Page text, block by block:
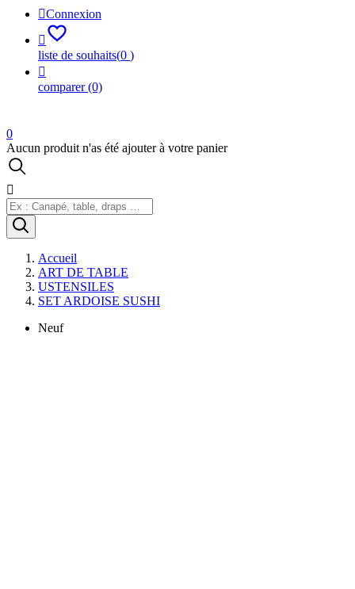
Connexion

liste de souhaits(0 )

comparer(0)
0
Aucun produit n'as été ajouter à votre panier

Accueil
ART DE TABLE
USTENSILES
SET ARDOISE SUSHI
Neuf